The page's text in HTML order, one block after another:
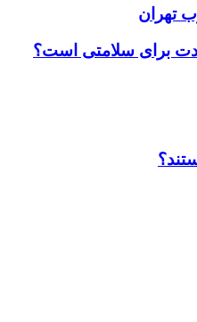
تهران
برای سلامتی است؟